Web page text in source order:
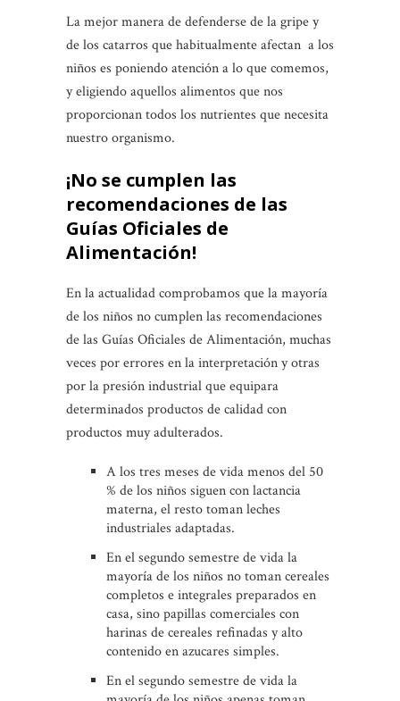
La mejor manera de defenderse de la gripe y
de los catarros que habitualmente afectan a los
niños es poniendo atención a lo que comemos,
y eligiendo aquellos alimentos que nos
proporcionan todos los nutrientes que necesita
nuestro organismo.
¡No se cumplen las
recomendaciones de las
Guías Oficiales de
Alimentación!
En la actualidad comprobamos que la mayoría
de los niños no cumplen las recomendaciones
de las Guías Oficiales de Alimentación, muchas
veces por errores en la interpretación y otras
por la presión industrial que equipara
determinados productos de calidad con
productos muy adulterados.
A los tres meses de vida menos del 50
% de los niños siguen con lactancia
materna, el resto toman leches
industriales adaptadas.
En el segundo semestre de vida la
mayoría de los niños no toman cereales
completos e integrales preparados en
casa, sino papillas comerciales con
harinas de cereales refinadas y alto
contenido en azucares simples.
En el segundo semestre de vida la